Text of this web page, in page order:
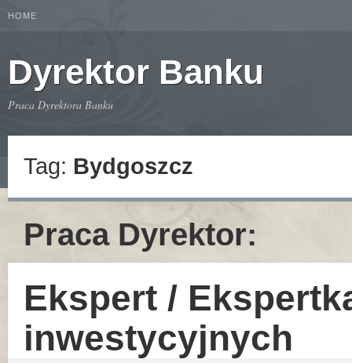
HOME
Dyrektor Banku
Praca Dyrektora Banku
Tag: Bydgoszcz
Praca Dyrektor:
Ekspert /
inwestycyjnych